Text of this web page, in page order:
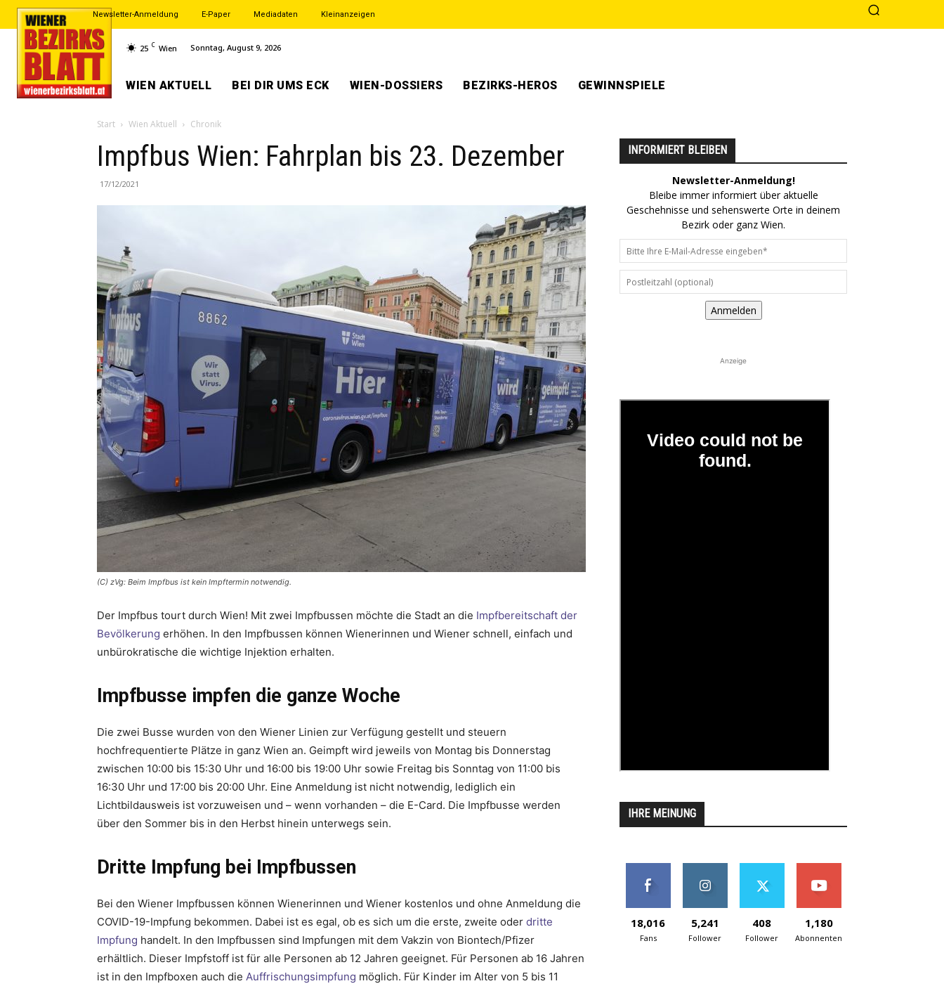
Newsletter-Anmeldung E-Paper Mediadaten Kleinanzeigen
25 C Wien Sonntag, August 9, 2026
WIEN AKTUELL BEI DIR UMS ECK WIEN-DOSSIERS BEZIRKS-HEROS GEWINNSPIELE
Start Wien Aktuell Chronik
Impfbus Wien: Fahrplan bis 23. Dezember
17/12/2021
(C) zVg: Beim Impfbus ist kein Impftermin notwendig.
Der Impfbus tourt durch Wien! Mit zwei Impfbussen möchte die Stadt an die Impfbereitschaft der
Bevölkerung erhöhen. In den Impfbussen können Wienerinnen und Wiener schnell, einfach und
unbürokratische die wichtige Injektion erhalten.
Impfbusse impfen die ganze Woche
Die zwei Busse wurden von den Wiener Linien zur Verfügung gestellt und steuern
hochfrequentierte Plätze in ganz Wien an. Geimpft wird jeweils von Montag bis Donnerstag
zwischen 10:00 bis 15:30 Uhr und 16:00 bis 19:00 Uhr sowie Freitag bis Sonntag von 11:00 bis
16:30 Uhr und 17:00 bis 20:00 Uhr. Eine Anmeldung ist nicht notwendig, lediglich ein
Lichtbildausweis ist vorzuweisen und – wenn vorhanden – die E-Card. Die Impfbusse werden
über den Sommer bis in den Herbst hinein unterwegs sein.
Dritte Impfung bei Impfbussen
Bei den Wiener Impfbussen können Wienerinnen und Wiener kostenlos und ohne Anmeldung die
COVID-19-Impfung bekommen. Dabei ist es egal, ob es sich um die erste, zweite oder dritte
Impfung handelt. In den Impfbussen sind Impfungen mit dem Vakzin von Biontech/Pfizer
erhältlich. Dieser Impfstoff ist für alle Personen ab 12 Jahren geeignet. Für Personen ab 16 Jahren
ist in den Impfboxen auch die Auffrischungsimpfung möglich. Für Kinder im Alter von 5 bis 11
INFORMIERT BLEIBEN
Newsletter-Anmeldung!
Bleibe immer informiert über aktuelle
Geschehnisse und sehenswerte Orte in deinem
Bezirk oder ganz Wien.
Anmelden
Anzeige
IHRE MEINUNG
18,016
Fans
5,241
Follower
408
Follower
1,180
Abonnenten